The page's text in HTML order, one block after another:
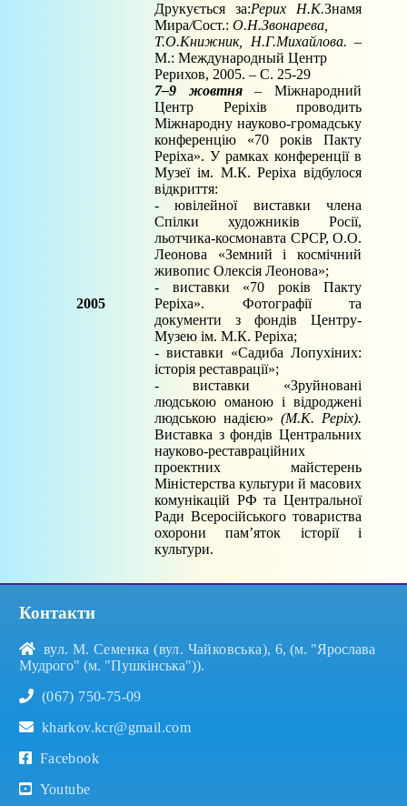
2005
Друкується за:Рерих Н.К.Знамя
Мира/Сост.: О.Н.Звонарева,
Т.О.Книжник, Н.Г.Михайлова. –
М.: Международный Центр
Рерихов, 2005. – С. 25-29
7–9 жовтня– Міжнародний
Центр Реріхів проводить
Міжнародну науково-громадську
конференцію «70 років Пакту
Реріха». У рамках конференції в
Музеї ім. М.К. Реріха відбулося
відкриття:
- ювілейної виставки члена
Спілки художників Росії,
льотчика-космонавта СРСР, О.О.
Леонова «Земний і космічний
живопис Олексія Леонова»;
- виставки «70 років Пакту
Реріха». Фотографії та
документи з фондів Центру-
Музею ім. М.К. Реріха;
- виставки «Садиба Лопухіних:
історія реставрації»;
- виставки «Зруйновані
людською оманою і відроджені
людською надією» (М.К. Реріх).
Виставка з фондів Центральних
науково-реставраційних
проектних майстерень
Міністерства культури й масових
комунікацій РФ та Центральної
Ради Всеросійського товариства
охорони пам’яток історії і
культури.
Контакти
вул. М. Семенка (вул. Чайковська), 6, (м. "Ярослава
Мудрого" (м. "Пушкінська")).
(067) 750-75-09
kharkov.kcr@gmail.com
Facebook
Youtube